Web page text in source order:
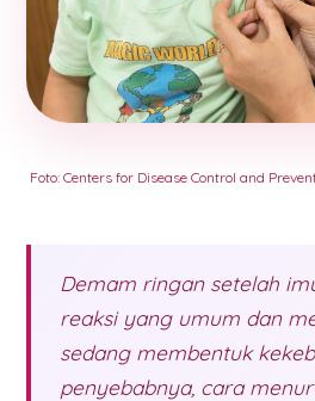
Foto: Centers for Disease Control and
Demam ringan setelah
reaksi yang umum dan
sedang membentuk
penyebabnya, cara